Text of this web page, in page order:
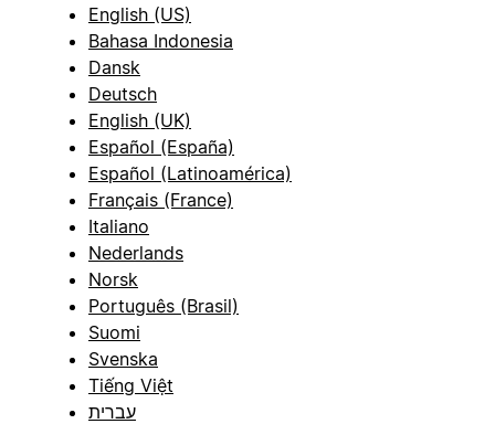
English (US)
Bahasa Indonesia
Dansk
Deutsch
English (UK)
Español (España)
Español (Latinoamérica)
Français (France)
Italiano
Nederlands
Norsk
Português (Brasil)
Suomi
Svenska
Tiếng Việt
עברית